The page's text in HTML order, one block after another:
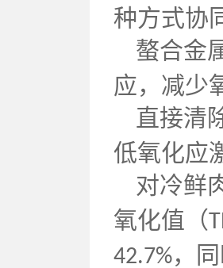
种方式协
螯合金
应，减少
直接清
低氧化应
对冷鲜
氧化值（
42.7%，